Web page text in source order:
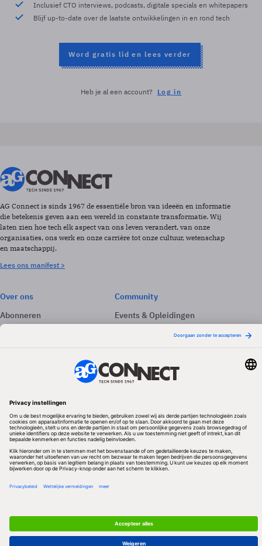
Inclusief CTO interviews, podcasts, digitale specials en whitepapers
Blijf up-to-date over de laatste ontwikkelingen in en rond tech
Word gratis lid en lees verder
Heb je al een account? Log in
AG Connect is sinds 1967 de essentiële bron van ideeën en informatie
die betekenis geven aan een wereld in constante transformatie. Wij
laten zien hoe tech elk aspect van ons leven verandert, van onze
organisaties, ons werk en onze carrière tot onze cultuur, wetenschap
en maatschappij.
Lees ons manifest >
Over ons
Abonneren
Adverteren
Community
Events & Opleidingen
Volg ons
Redactionele partner
Algemene Voorwaarden & Copyrights